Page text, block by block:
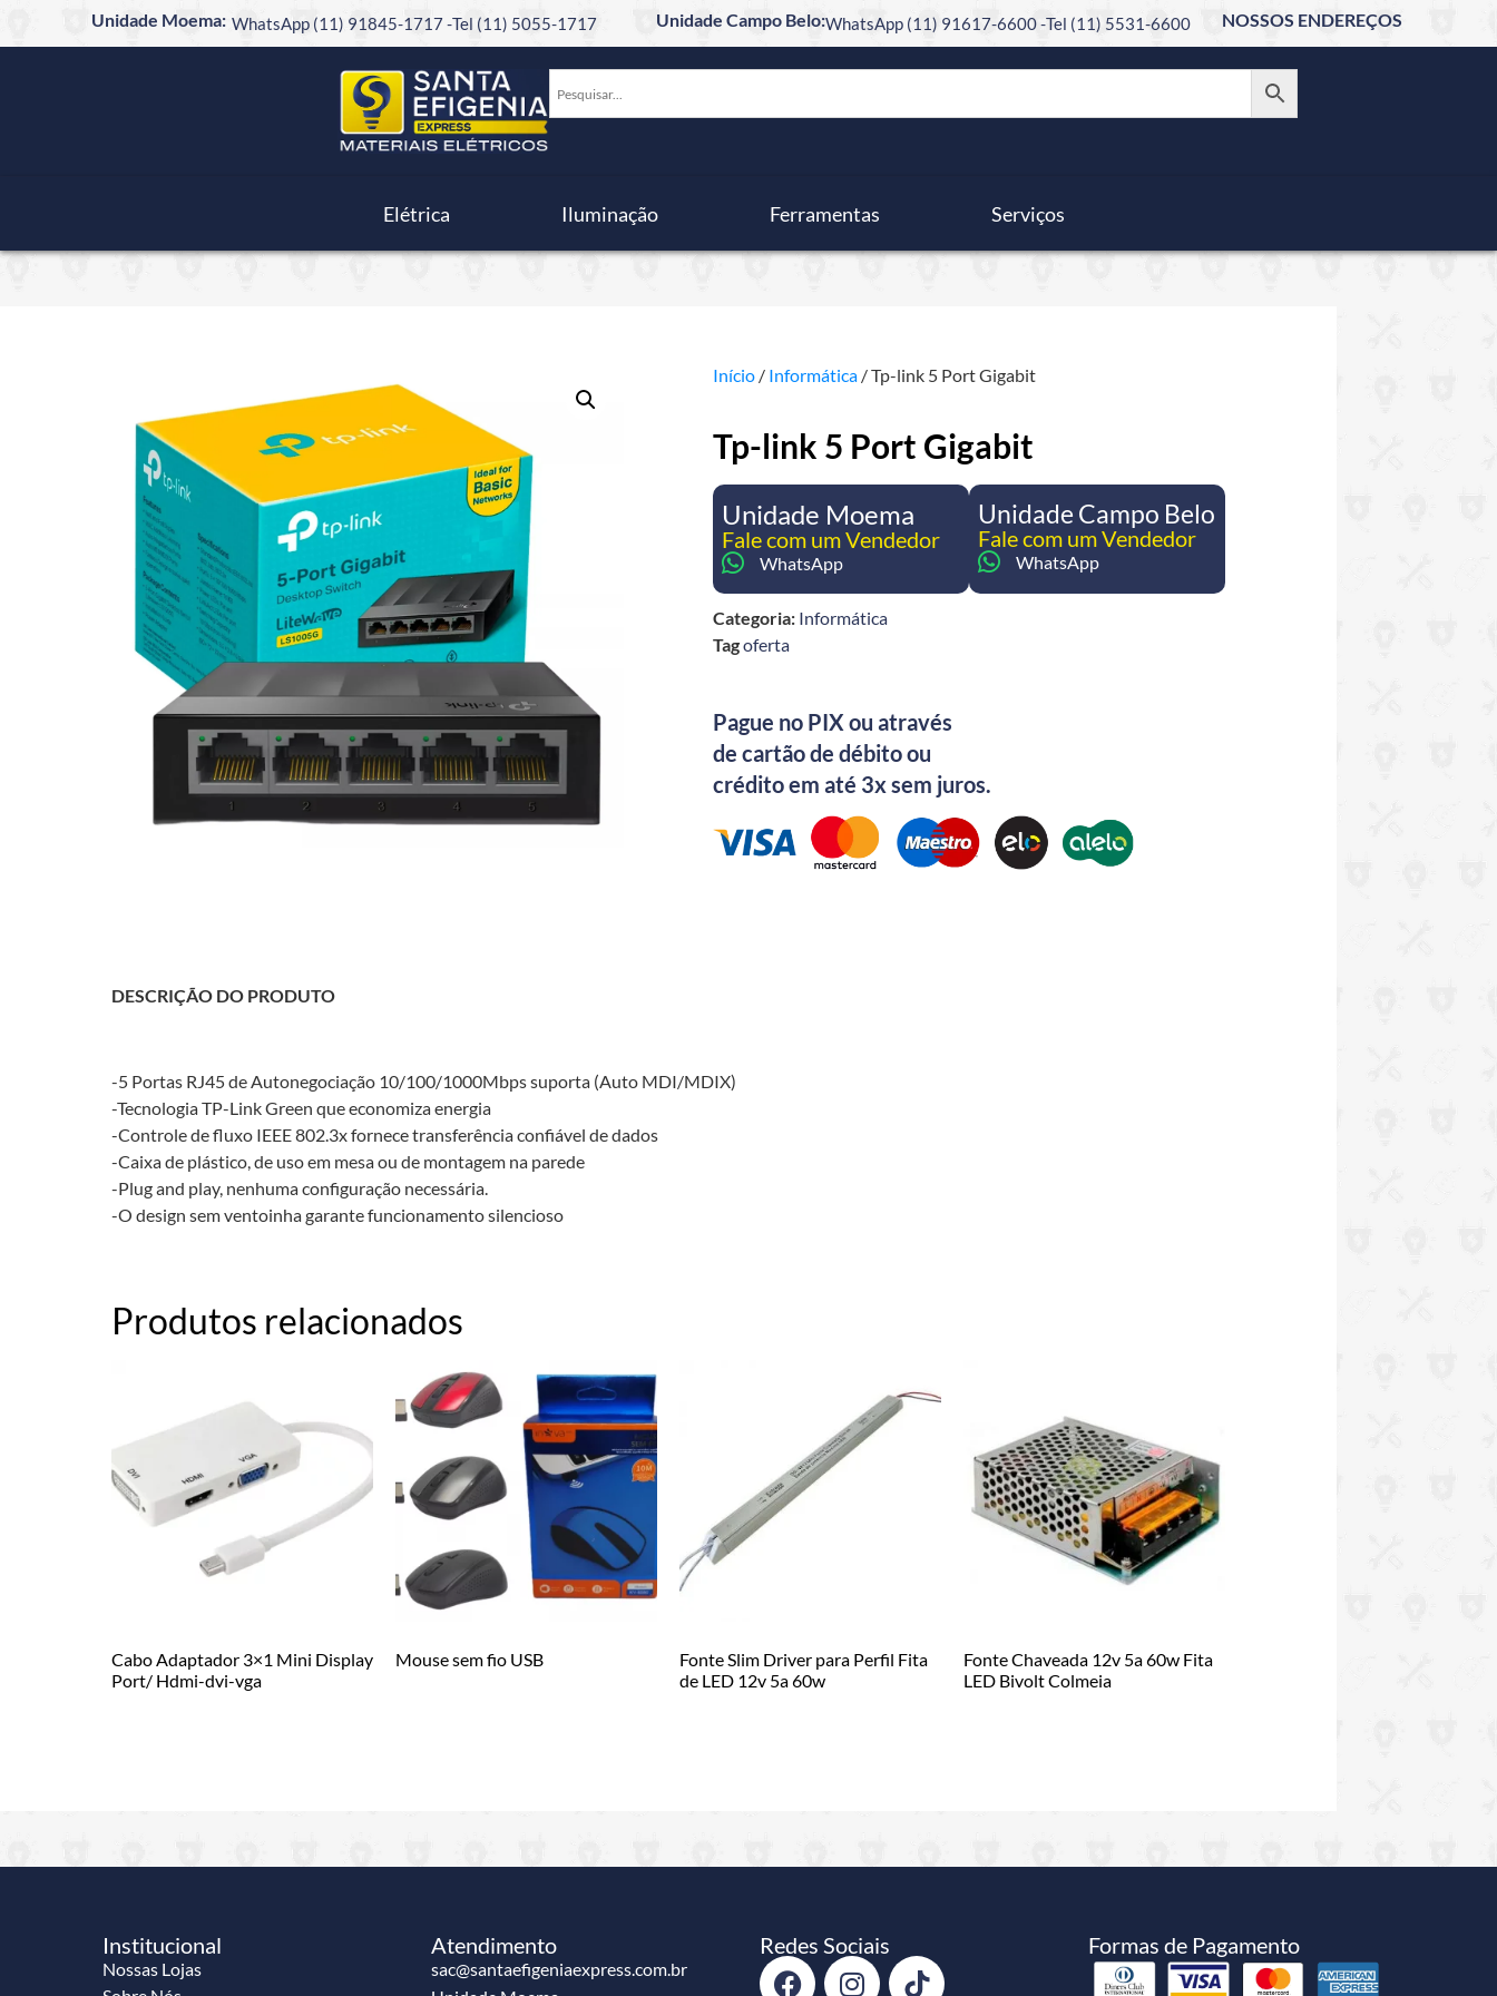
Unidade Moema: WhatsApp (11) 91845-1717 -Tel (11) 5055-1717 Unidade Campo Belo:WhatsApp (11) 91617-6600 -Tel (11) 5531-6600 NOSSOS ENDEREÇOS
Elétrica Iluminação Ferramentas Serviços
Início / Informática / Tp-link 5 Port Gigabit
Tp-link 5 Port Gigabit
Unidade Moema
Fale com um Vendedor
WhatsApp
Unidade Campo Belo
Fale com um Vendedor
WhatsApp
Categoria: Informática
Tagoferta
Pague no PIX ou através
de cartão de débito ou
crédito em até 3x sem juros.
DESCRIÇÃO DO PRODUTO
-5 Portas RJ45 de Autonegociação 10/100/1000Mbps suporta (Auto MDI/MDIX)
-Tecnologia TP-Link Green que economiza energia
-Controle de fluxo IEEE 802.3x fornece transferência confiável de dados
-Caixa de plástico, de uso em mesa ou de montagem na parede
-Plug and play, nenhuma configuração necessária.
-O design sem ventoinha garante funcionamento silencioso
Produtos relacionados
Cabo Adaptador 3×1 Mini Display
Port/ Hdmi-dvi-vga
Mouse sem fio USB
Fonte Slim Driver para Perfil Fita
de LED 12v 5a 60w
Fonte Chaveada 12v 5a 60w Fita
LED Bivolt Colmeia
Institucional
Nossas Lojas
Atendimento
sac@santaefigeniaexpress.com.br
Redes Sociais Formas de Pagamento